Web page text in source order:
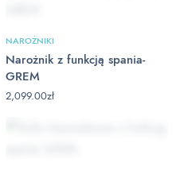
NAROŻNIKI
Narożnik z funkcją spania-
GREM
2,099.00zł